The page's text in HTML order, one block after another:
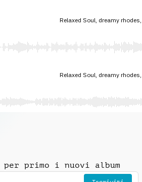
Relaxed Soul, dreamy
Relaxed Soul, dreamy
primo i nuovi album